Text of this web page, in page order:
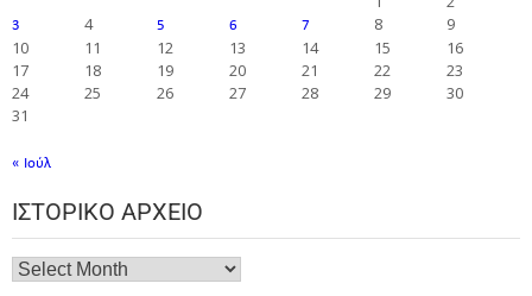
3 4 5 6 7 8
9
10
11 12 13 14 15
16
17
18 19 20 21 22
23
24
25 26 27 28 29
30
31
« Ιούλ
ΙΣΤΟΡΙΚΌ ΑΡΧΕΊΟ